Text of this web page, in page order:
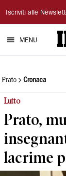
Il
Tirreno
Iscriviti alle
MENU
Prato Cronaca
Lutto
Prato,
lacrime